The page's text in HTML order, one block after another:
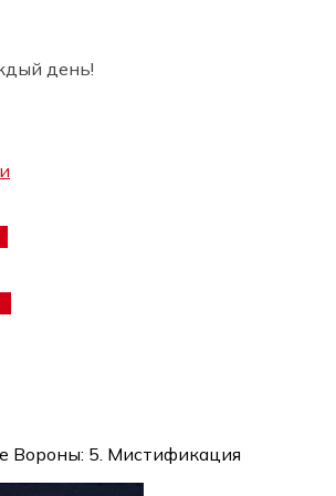
день!
Вороны: 5. Мистификация